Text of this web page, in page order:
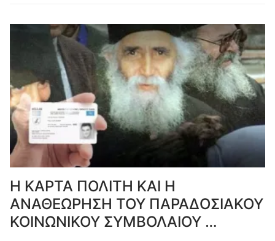
Η ΚΑΡΤΑ ΠΟΛΙΤΗ ΚΑΙ Η
ΑΝΑΘΕΩΡΗΣΗ ΤΟΥ ΠΑΡΑΔΟΣΙΑΚΟΥ
ΚΟΙΝΩΝΙΚΟΥ ΣΥΜΒΟΛΑIΟΥ …